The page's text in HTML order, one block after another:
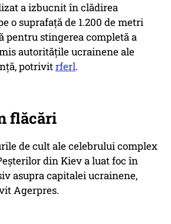
a izbucnit în clădirea
o suprafață de 1.200 de metri
pentru stingerea completă a
autoritățile ucrainene ale
potrivitrferl.
flăcări
de cult ale celebrului complex
din Kiev a luat foc în
asupra capitalei ucrainene,
Agerpres.